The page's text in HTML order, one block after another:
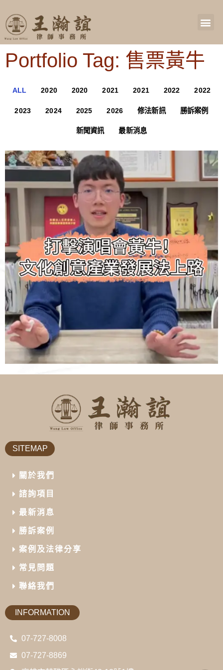
Portfolio Tag: 售票黃牛
ALL 2020 2020 2021 2021 2022 2022
2023 2024 2025 2026 修法新訊 勝訴案例
新聞資訊 最新消息
SITEMAP
關於我們
諮詢項目
最新消息
勝訴案例
案例及法律分享
常見問題
聯絡我們
INFORMATION
07-727-8008
07-727-8869